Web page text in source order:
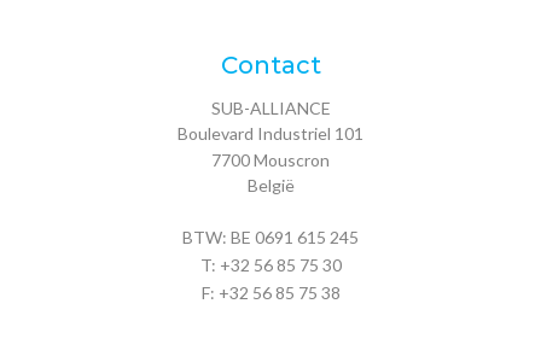
Contact
SUB-ALLIANCE
Boulevard Industriel 101
7700Mouscron
België
BTW: BE 0691 615 245
T: +32 56 85 75 30
F: +32 56 85 75 38